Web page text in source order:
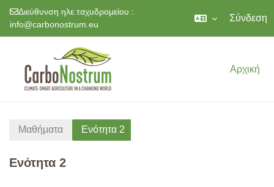
Διεύθυνση ηλε.ταχυδρομείου :
info@carbonostrum.eu
Σύνδεση
Αρχική
Μαθήματα Ενότητα 2
Ενότητα 2